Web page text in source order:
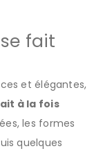
fait
et élégantes,
à la fois
les formes
quelques